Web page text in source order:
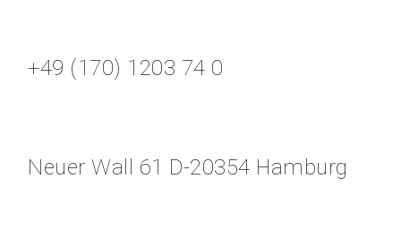
+49 (170) 1203 74 0
Neuer Wall 61 D-20354 Hamburg